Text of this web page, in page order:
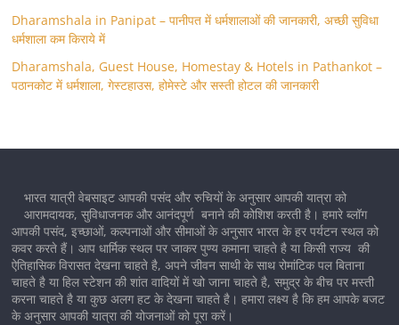
Dharamshala in Panipat – पानीपत में धर्मशालाओं की जानकारी, अच्छी सुविधा
धर्मशाला कम किराये में
Dharamshala, Guest House, Homestay & Hotels in Pathankot –
पठानकोट में धर्मशाला, गेस्टहाउस, होमेस्टे और सस्ती होटल की जानकारी
भारत यात्री वेबसाइट आपकी पसंद और रुचियों के अनुसार आपकी यात्रा को
आरामदायक, सुविधाजनक और आनंदपूर्ण बनाने की कोशिश करती है। हमारे ब्लॉग
आपकी पसंद, इच्छाओं, कल्पनाओं और सीमाओं के अनुसार भारत के हर पर्यटन स्थल को
कवर करते हैं। आप धार्मिक स्थल पर जाकर पुण्य कमाना चाहते है या किसी राज्य की
ऐतिहासिक विरासत देखना चाहते है, अपने जीवन साथी के साथ रोमांटिक पल बिताना
चाहते है या हिल स्टेशन की शांत वादियों में खो जाना चाहते है, समुद्र के बीच पर मस्ती
करना चाहते है या कुछ अलग हट के देखना चाहते है। हमारा लक्ष्य है कि हम आपके बजट
के अनुसार आपकी यात्रा की योजनाओं को पूरा करें।